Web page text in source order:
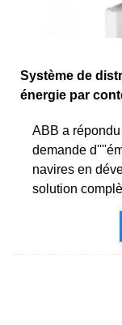
Système de
énergie par
ABB a
demande
navires en
solution